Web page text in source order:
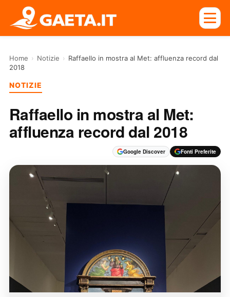
Home › Notizie › Raffaello in mostra al Met: affluenza record dal
2018
NOTIZIE
Raffaello in mostra al Met:
affluenza record dal 2018
Google Discover Fonti Preferite